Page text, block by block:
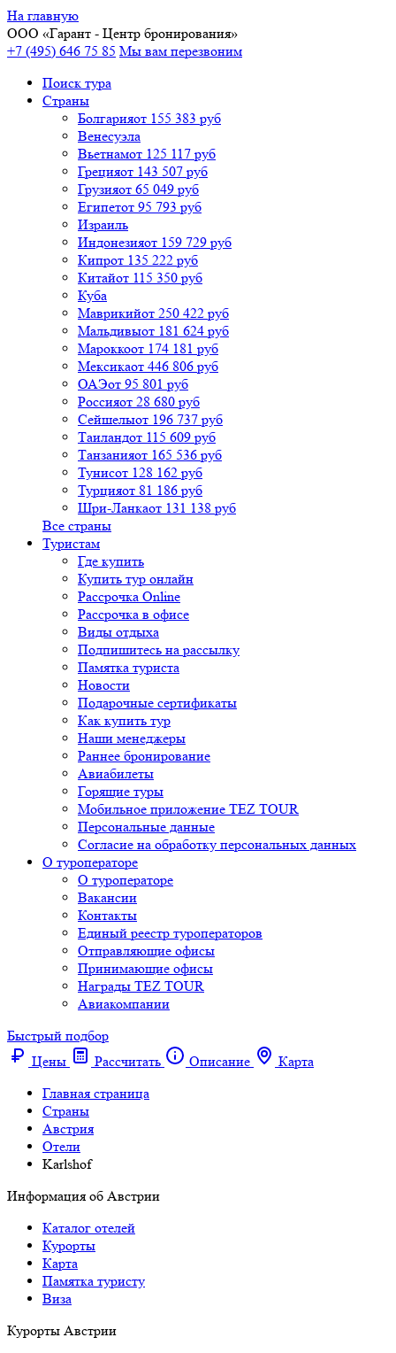
На главную
ООО «Гарант - Центр бронирования»
+7 (495) 646 75 85 Мы вам перезвоним
Поиск тура
Cтраны
Болгарияот 155 383 руб
Венесуэла
Вьетнамот 125 117 руб
Грецияот 143 507 руб
Грузияот 65 049 руб
Египетот 95 793 руб
Израиль
Индонезияот 159 729 руб
Кипрот 135 222 руб
Китайот 115 350 руб
Куба
Маврикийот 250 422 руб
Мальдивыот 181 624 руб
Мароккоот 174 181 руб
Мексикаот 446 806 руб
ОАЭот 95 801 руб
Россияот 28 680 руб
Сейшелыот 196 737 руб
Таиландот 115 609 руб
Танзанияот 165 536 руб
Тунисот 128 162 руб
Турцияот 81 186 руб
Шри-Ланкаот 131 138 руб
Все страны
Туристам
Где купить
Купить тур онлайн
Рассрочка Online
Рассрочка в офисе
Виды отдыха
Подпишитесь на рассылку
Памятка туриста
Новости
Подарочные сертификаты
Как купить тур
Наши менеджеры
Раннее бронирование
Авиабилеты
Горящие туры
Мобильное приложение TEZ TOUR
Персональные данные
Согласие на обработку персональных данных
О туроператоре
О туроператоре
Вакансии
Контакты
Единый реестр туроператоров
Отправляющие офисы
Принимающие офисы
Награды TEZ TOUR
Авиакомпании
Быстрый подбор
Цены
Рассчитать Описание
Карта
Главная страница
Cтраны
Австрия
Отели
Karlshof
Информация об Австрии
Каталог отелей
Курорты
Карта
Памятка туристу
Виза
Курорты Австрии